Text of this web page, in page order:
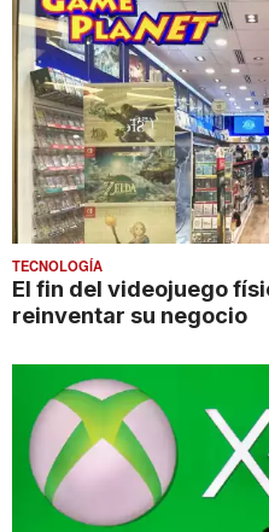
TECNOLOGÍA
El fin del videojuego
reinventar su negocio